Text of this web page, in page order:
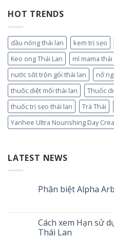
HOT TRENDS
dầu nóng thái lan kem trị sẹo
Keo ong Thái Lan
mì mama thái
nước sốt trộn gỏi thái lan
nở
thuốc diệt mối thái lan
Thuốc
thuốc trị sẹo thái lan
Trà Thái
Yanhee Ultra Nourishing Day
LATEST NEWS
Phân biệt Alpha
Cách xem Hạn sử
Thái Lan